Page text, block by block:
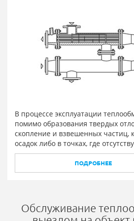
В процессе эксплуатации
помимо образования твердых
скопление и взвешенных частиц,
осадок либо в точках, где
ПОДРОБНЕЕ
Обслуживание